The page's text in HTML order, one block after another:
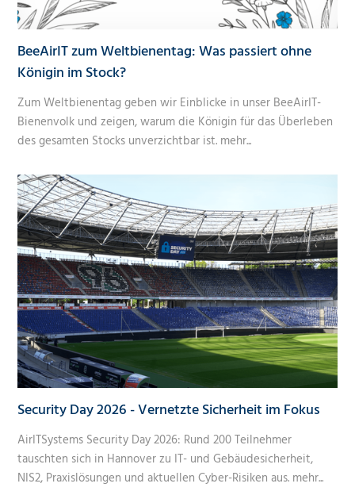
BeeAirIT zum Weltbienentag: Was passiert ohne
Königin im Stock?
Zum Weltbienentag geben wir Einblicke in unser BeeAirIT-
Bienenvolk und zeigen, warum die Königin für das Überleben
des gesamten Stocks unverzichtbar ist. mehr...
Security Day 2026 - Vernetzte Sicherheit im Fokus
AirITSystems Security Day 2026: Rund 200 Teilnehmer
tauschten sich in Hannover zu IT- und Gebäudesicherheit,
NIS2, Praxislösungen und aktuellen Cyber-Risiken aus. mehr...